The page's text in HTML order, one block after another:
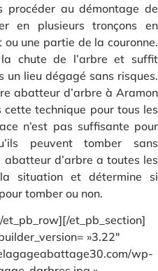
procéder au démontage de
en plusieurs tronçons en
une partie de la couronne.
la chute de l’arbre et suffit
lieu dégagé sans risques.
abatteur d’arbre à Aramon
cette technique pour tous les
n’est pas suffisante pour
peuvent tomber sans
d’arbre a toutes les
situation et détermine si
tomber ou non.
et_pb_section]
»3.22″
wp-